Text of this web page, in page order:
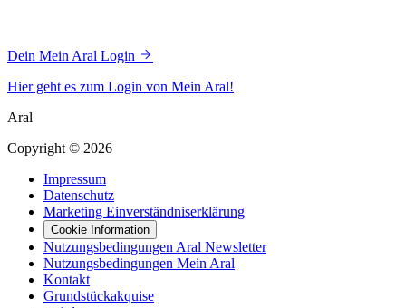
Dein Mein Aral Login
Hier geht es zum Login von Mein Aral!
Aral
Copyright © 2026
Impressum
Datenschutz
Marketing Einverständniserklärung
Cookie Information
Nutzungsbedingungen Aral Newsletter
Nutzungsbedingungen Mein Aral
Kontakt
Grundstückakquise